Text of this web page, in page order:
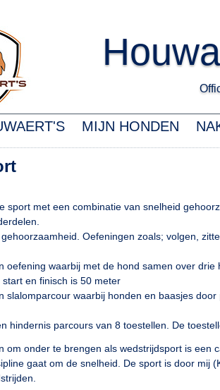
MIJN HONDEN
sport met een combinatie van snelheid
gehoorzaamheid. Oefeningen zoals; volgen,
oefening waarbij met de hond samen over
en finisch is 50 meter
slalomparcour waarbij honden en baasjes
hindernis parcours van 8 toestellen. De
om onder te brengen als wedstrijdsport is
gaat om de snelheid. De sport is door